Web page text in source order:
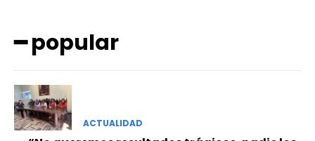
━ popular
ACTUALIDAD